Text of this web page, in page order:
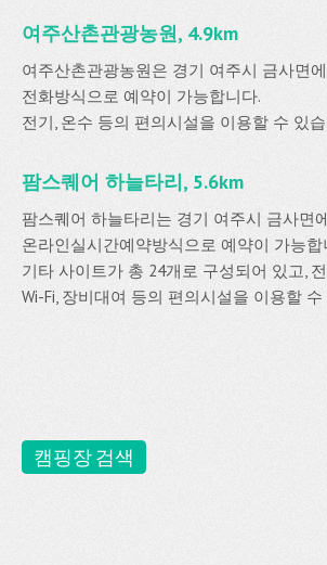
여주산촌관광농원, 4.9km
여주산촌관광농원은 경기 여주시 금사면
전화방식으로 예약이 가능합니다.
전기, 온수 등의 편의시설을 이용할 수 있
팜스퀘어 하늘타리, 5.6km
팜스퀘어 하늘타리는 경기 여주시 금사면
온라인실시간예약방식으로 예약이 가능합
기타 사이트가 총 24개로 구성되어 있고,
Wi-Fi, 장비대여 등의 편의시설을 이용할 수
캠핑장 검색